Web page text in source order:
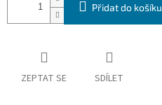
Přidat do košíku
ZEPTAT SE SDÍLET